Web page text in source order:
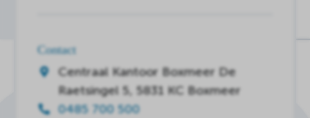
Contact
Centraal Kantoor Boxmeer De
Raetsingel 5, 5831 KC Boxmeer
0485 700 500